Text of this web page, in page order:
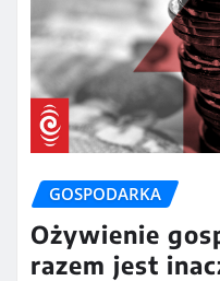
GOSPODARKA
Ożywienie
razem jest